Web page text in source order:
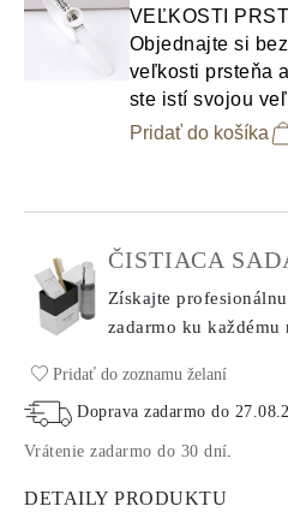
VEĽKOSTI
Objednajte si
veľkosti prsteňa
ste istí svojou
Pridať do košíka
ČISTIACA
Získajte
zadarmo ku
Pridať do zoznamu želaní
Doprava zadarmo do
Vrátenie zadarmo do 30 dní.
DETAILY PRODUKTU